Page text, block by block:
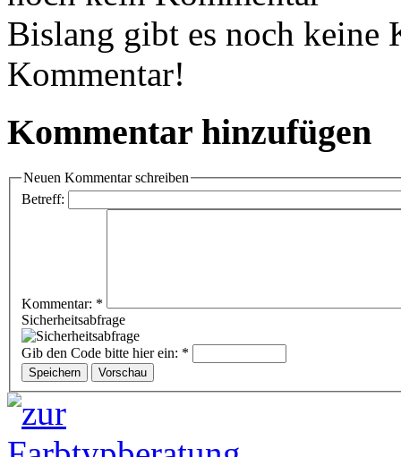
Bislang gibt es noch keine
Kommentar!
Kommentar hinzufügen
Neuen Kommentar schreiben
Betreff:
Kommentar: *
Sicherheitsabfrage
Gib den Code bitte hier ein: *